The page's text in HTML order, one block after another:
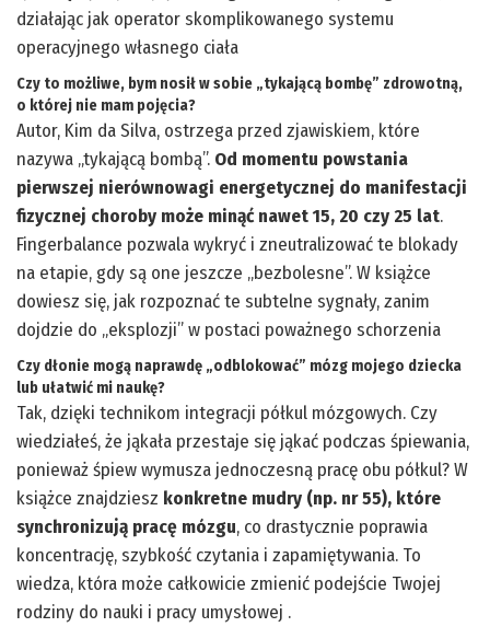
działając jak operator skomplikowanego systemu
operacyjnego własnego ciała
Czy to możliwe, bym nosił w sobie „tykającą bombę” zdrowotną,
o której nie mam pojęcia?
Autor, Kim da Silva, ostrzega przed zjawiskiem, które
nazywa „tykającą bombą”. Od momentu powstania
pierwszej nierównowagi energetycznej do manifestacji
fizycznej choroby może minąć nawet 15, 20 czy 25 lat.
Fingerbalance pozwala wykryć i zneutralizować te blokady
na etapie, gdy są one jeszcze „bezbolesne”. W książce
dowiesz się, jak rozpoznać te subtelne sygnały, zanim
dojdzie do „eksplozji” w postaci poważnego schorzenia
Czy dłonie mogą naprawdę „odblokować” mózg mojego dziecka
lub ułatwić mi naukę?
Tak, dzięki technikom integracji półkul mózgowych. Czy
wiedziałeś, że jąkała przestaje się jąkać podczas śpiewania,
ponieważ śpiew wymusza jednoczesną pracę obu półkul? W
książce znajdziesz konkretne mudry (np. nr 55), które
synchronizują pracę mózgu, co drastycznie poprawia
koncentrację, szybkość czytania i zapamiętywania. To
wiedza, która może całkowicie zmienić podejście Twojej
rodziny do nauki i pracy umysłowej .